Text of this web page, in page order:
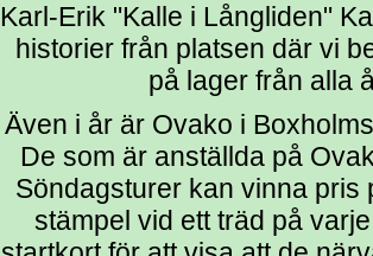
Karl-Erik "Kalle i Långliden"
historier från platsen där vi
på lager från alla
Även i år är Ovako i
De som är anställda på
Söndagsturer kan vinna pris
stämpel vid ett träd på